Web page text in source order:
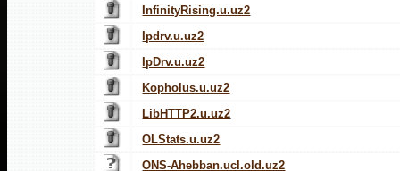
InfinityRising.u.uz2
Ipdrv.u.uz2
IpDrv.u.uz2
Kopholus.u.uz2
LibHTTP2.u.uz2
OLStats.u.uz2
ONS-Ahebban.ucl.old.uz2